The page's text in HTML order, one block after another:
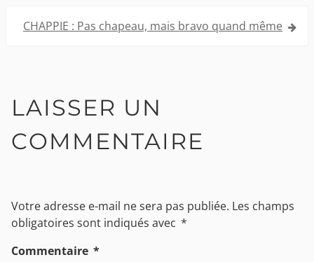
CHAPPIE : Pas chapeau, mais bravo quand même
LAISSER UN
COMMENTAIRE
Votre adresse e-mail ne sera pas publiée. Les champs
obligatoires sont indiqués avec *
Commentaire *